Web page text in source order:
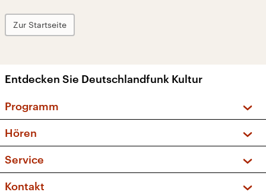
Zur Startseite
Entdecken Sie Deutschlandfunk Kultur
Programm
Sendungen und Podcasts
Musikliste
Kakadu – Das Kinderprogramm
Hören
Frequenzen (UKW + DAB+)
Service
FAQ
Kontakt